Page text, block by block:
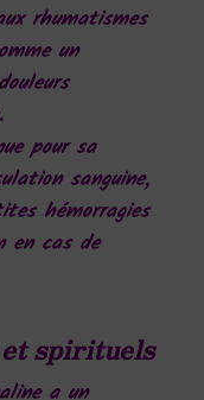
rhumatismes
un
pour sa
sanguine,
hémorragies
en cas de
spirituels